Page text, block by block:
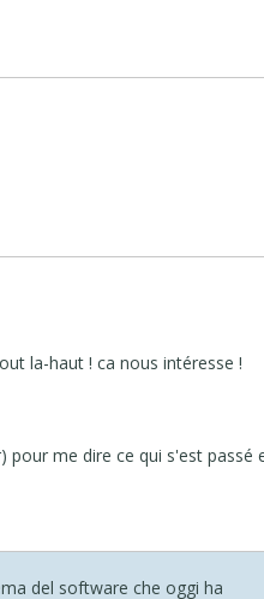
la-haut ! ca nous intéresse !
pour me dire ce qui s'est passé
del software che oggi ha